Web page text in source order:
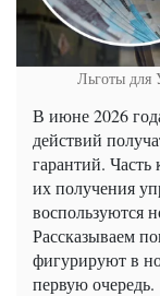
Льготы для
В июне 2026
действий
гарантий.
их получения
воспользуются
Рассказываем
фигурируют в
первую очередь.